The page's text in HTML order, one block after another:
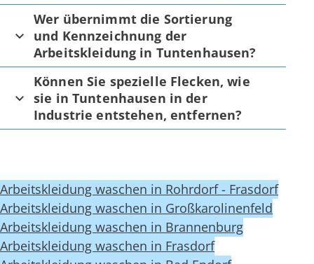
Wer übernimmt die Sortierung
und Kennzeichnung der
Arbeitskleidung in Tuntenhausen?
Können Sie spezielle Flecken, wie
sie in Tuntenhausen in der
Industrie entstehen, entfernen?
Arbeitskleidung waschen in Rohrdorf - Frasdorf
Arbeitskleidung waschen in Großkarolinenfeld
Arbeitskleidung waschen in Brannenburg
Arbeitskleidung waschen in Frasdorf